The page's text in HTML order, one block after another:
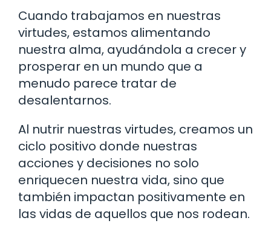
Cuando trabajamos en nuestras
virtudes, estamos alimentando
nuestra alma, ayudándola a crecer y
prosperar en un mundo que a
menudo parece tratar de
desalentarnos.
Al nutrir nuestras virtudes, creamos un
ciclo positivo donde nuestras
acciones y decisiones no solo
enriquecen nuestra vida, sino que
también impactan positivamente en
las vidas de aquellos que nos rodean.